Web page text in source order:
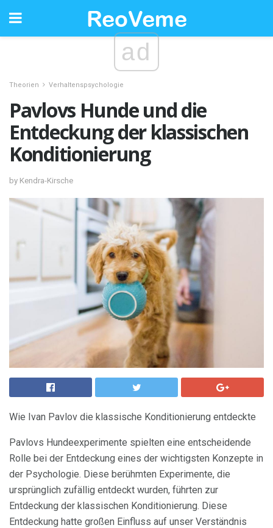
ad
Theorien Verhaltenspsychologie
Pavlovs Hunde und die
Entdeckung der klassischen
Konditionierung
by Kendra-Kirsche
Wie Ivan Pavlov die klassische Konditionierung entdeckte
Pavlovs Hundeexperimente spielten eine entscheidende
Rolle bei der Entdeckung eines der wichtigsten Konzepte in
der Psychologie. Diese berühmten Experimente, die
ursprünglich zufällig entdeckt wurden, führten zur
Entdeckung der klassischen Konditionierung. Diese
Entdeckung hatte großen Einfluss auf unser Verständnis